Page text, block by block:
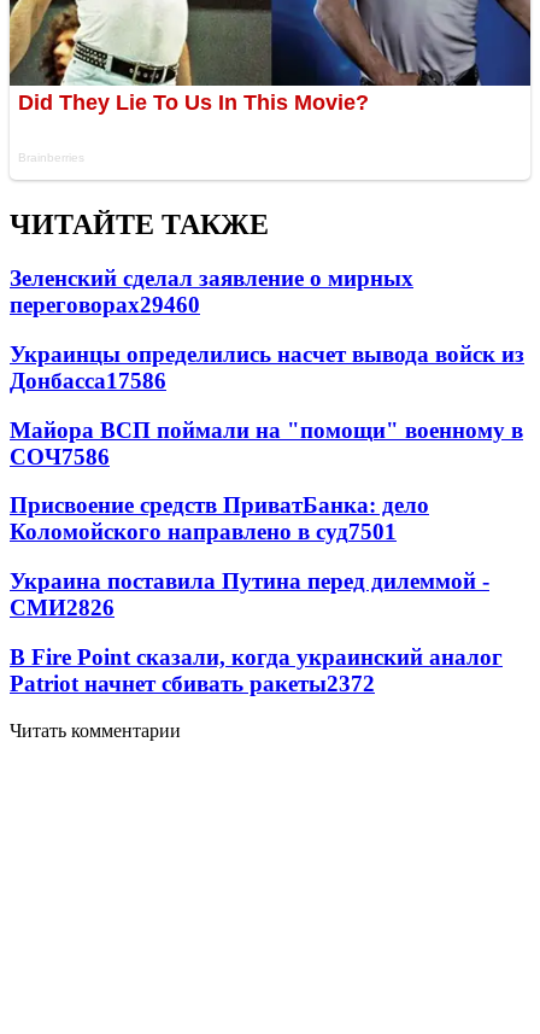
ЧИТАЙТЕ ТАКЖЕ
Зеленский сделал заявление о мирных
переговорах29460
Украинцы определились насчет вывода войск из
Донбасса17586
Майора ВСП поймали на "помощи" военному в
СОЧ7586
Присвоение средств ПриватБанка: дело
Коломойского направлено в суд7501
Украина поставила Путина перед дилеммой -
СМИ2826
В Fire Point сказали, когда украинский аналог
Patriot начнет сбивать ракеты2372
Читать комментарии